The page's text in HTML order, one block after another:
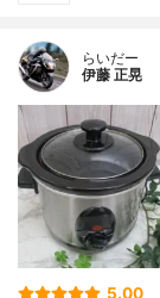
らいだー
伊藤 正晃
5.00